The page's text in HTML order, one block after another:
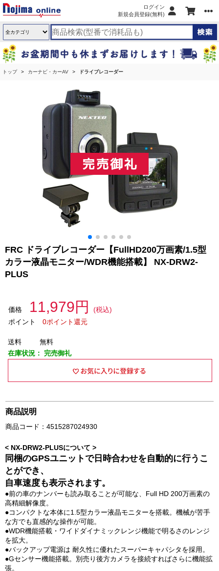
ログイン
新規会員登録(無料)
トップ カーナビ・カーAV ドライブレコーダー
FRC ドライブレコーダー【FullHD200万画素/1.5型
カラー液晶モニター/WDR機能搭載】 NX-DRW2-
PLUS
価格 11,979円
(税込)
ポイント
0ポイント還元
送料
無料
在庫状況： 完売御礼
商品説明
商品コード：4515287024930
< NX-DRW2-PLUSについて >
同梱のGPSユニットで日時合わせを自動的に行うこ
とができ、
自車速度も表示されます。
●前の車のナンバーも読み取ることが可能な、Full HD 200万画素の
高精細解像度。
●コンパクトな本体に1.5型カラー液晶モニターを搭載。機械が苦手
な方でも直感的な操作が可能。
●WDR機能搭載・ワイドダイナミックレンジ機能で明るさのレンジ
を拡大。
●バックアップ電源は 耐久性に優れたスーパーキャパシタを採用。
●Gセンサー機能搭載。別売り後方カメラを接続すればさらに機能拡
張。